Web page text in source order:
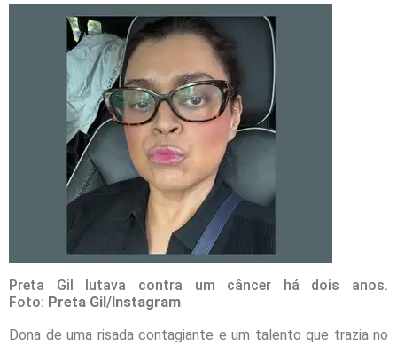
Preta Gil lutava contra um câncer há dois anos.
Foto: Preta Gil/Instagram
Dona de uma risada contagiante e um talento que trazia no